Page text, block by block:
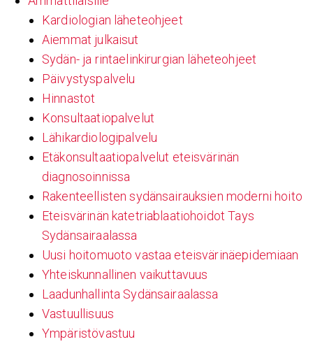
Kardiologian läheteohjeet
Aiemmat julkaisut
Sydän- ja rintaelinkirurgian läheteohjeet
Päivystyspalvelu
Hinnastot
Konsultaatiopalvelut
Lähikardiologipalvelu
Etäkonsultaatiopalvelut eteisvärinän
diagnosoinnissa
Rakenteellisten sydänsairauksien moderni hoito
Eteisvärinän katetriablaatiohoidot Tays
Sydänsairaalassa
Uusi hoitomuoto vastaa eteisvärinäepidemiaan
Yhteiskunnallinen vaikuttavuus
Laadunhallinta Sydänsairaalassa
Vastuullisuus
Ympäristövastuu